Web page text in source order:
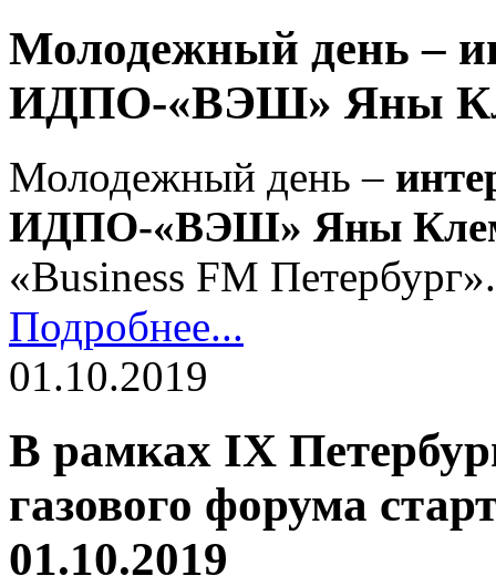
Молодежный день –
ИДПО-«ВЭШ» Яны
Молодежный день –
ИДПО-«ВЭШ» Яны
«Business FM Петербург».
Подробнее...
01.10.2019
В рамках IX
газового форума
01.10.2019